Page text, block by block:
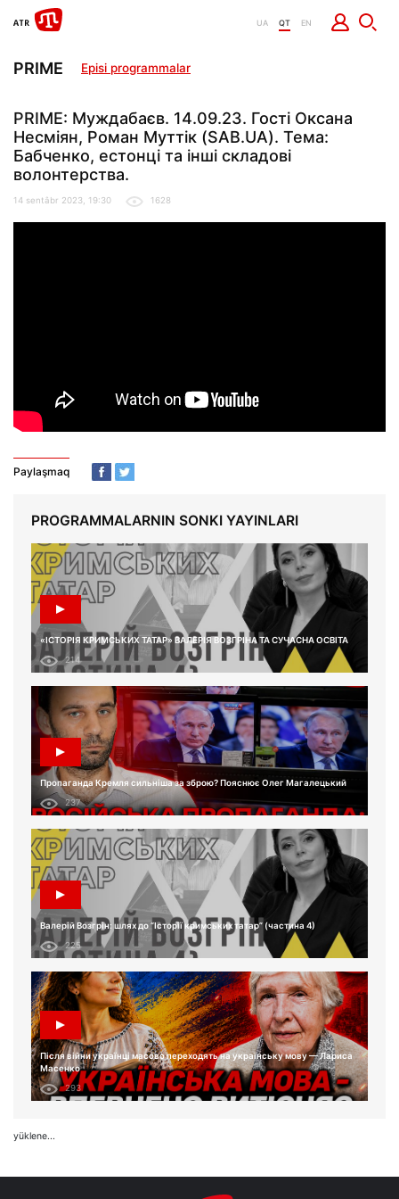
UA QT EN
PRIME Episi programmalar
PRIME: Муждабаєв. 14.09.23. Гості Оксана
Несміян, Роман Муттік (SAB.UA). Тема:
Бабченко, естонці та інші складові
волонтерства.
14 sentâbr 2023, 19:30 1628
Paylaşmaq
PROGRAMMALARNIN SONKI YAYINLARI
«ІСТОРІЯ КРИМСЬКИХ ТАТАР» ВАЛЕРІЯ ВОЗГРІНА ТА СУЧАСНА ОСВІТА
214
Пропаганда Кремля сильніша за зброю? Пояснює Олег Магалецький
237
Валерій Возгрін: шлях до “Історії кримських татар” (частина 4)
225
Після війни українці масово переходять на українську мову — Лариса
Масенко
293
yüklene...